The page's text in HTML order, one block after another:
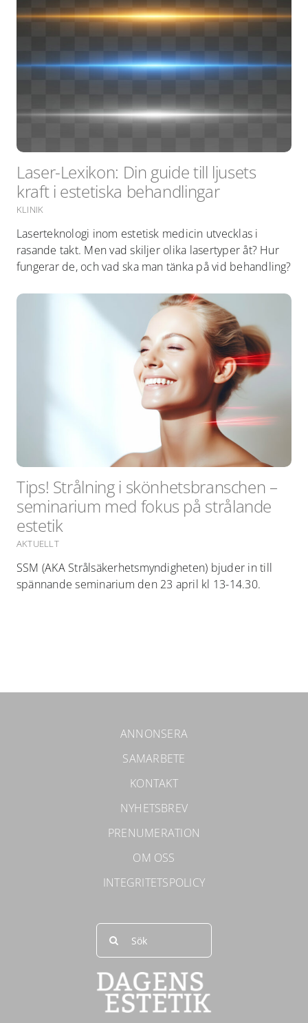
Laser-Lexikon: Din guide till ljusets
kraft i estetiska behandlingar
KLINIK
Laserteknologi inom estetisk medicin utvecklas i
rasande takt. Men vad skiljer olika lasertyper åt? Hur
fungerar de, och vad ska man tänka på vid behandling?
Tips! Strålning i skönhetsbranschen –
seminarium med fokus på strålande
estetik
AKTUELLT
SSM (AKA Strålsäkerhetsmyndigheten) bjuder in till
spännande seminarium den 23 april kl 13-14.30.
ANNONSERA
SAMARBETE
KONTAKT
NYHETSBREV
PRENUMERATION
OM OSS
INTEGRITETSPOLICY
Sök
efter: